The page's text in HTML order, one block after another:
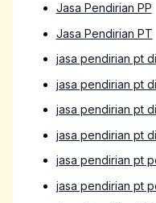
Jasa Pendirian PP
Jasa Pendirian PT
jasa pendirian pt
jasa pendirian pt
jasa pendirian pt
jasa pendirian pt
jasa pendirian pt
jasa pendirian pt